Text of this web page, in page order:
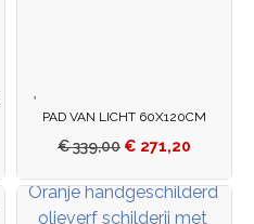
PAD VAN LICHT 60X120CM
€339,00 € 271,20